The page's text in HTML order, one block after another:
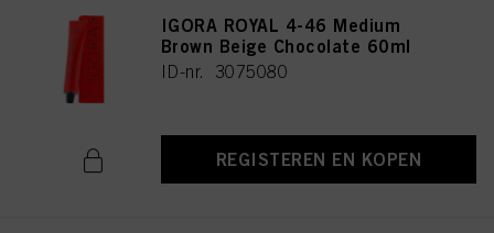
IGORA ROYAL 4-46 Medium
Brown Beige Chocolate 60ml
ID-nr. 3075080
REGISTEREN EN KOPEN